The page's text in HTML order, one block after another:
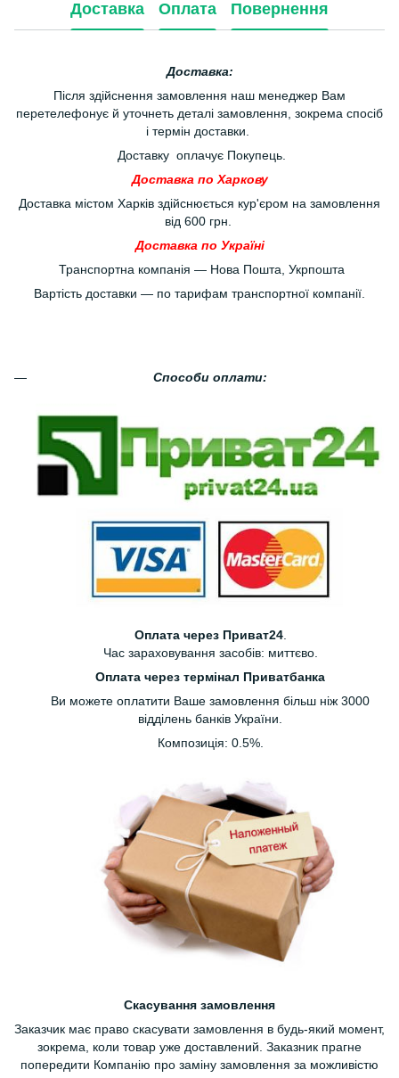
Доставка Оплата Повернення
Доставка:
Після здійснення замовлення наш менеджер Вам
перетелефонує й уточнеть деталі замовлення, зокрема спосіб
і термін доставки.
Доставку оплачує Покупець.
Доставка по Харкову
Доставка містом Харків здійснюється кур'єром на замовлення
від 600 грн.
Доставка по Україні
Транспортна компанія — Нова Пошта, Укрпошта
Вартість доставки — по тарифам транспортної компанії.
Способи оплати:
Оплата через Приват24.
Час зараховування засобів: миттєво.
Оплата через термінал Приватбанка
Ви можете оплатити Ваше замовлення більш ніж 3000
відділень банків України.
Композиція: 0.5%.
Скасування замовлення
Заказчик має право скасувати замовлення в будь-який момент,
зокрема, коли товар уже доставлений. Заказник прагне
попередити Компанію про заміну замовлення за можливістю